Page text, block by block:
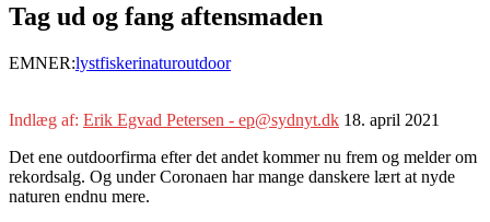
Tag ud og fang aftensmaden
EMNER:lystfiskerinaturoutdoor
Indlæg af: Erik Egvad Petersen - ep@sydnyt.dk 18. april 2021
Det ene outdoorfirma efter det andet kommer nu frem og melder om
rekordsalg. Og under Coronaen har mange danskere lært at nyde
naturen endnu mere.